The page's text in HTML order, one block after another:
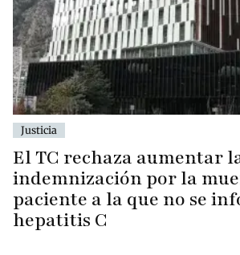
Justicia
El TC rechaza aumentar
indemnización por la
paciente a la que no se
hepatitis C